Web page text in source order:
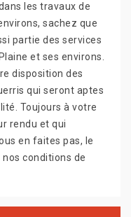
les travaux de
sachez que
partie des services
et ses environs.
disposition des
qui seront aptes
Toujours à votre
rendu et qui
en faites pas, le
conditions de